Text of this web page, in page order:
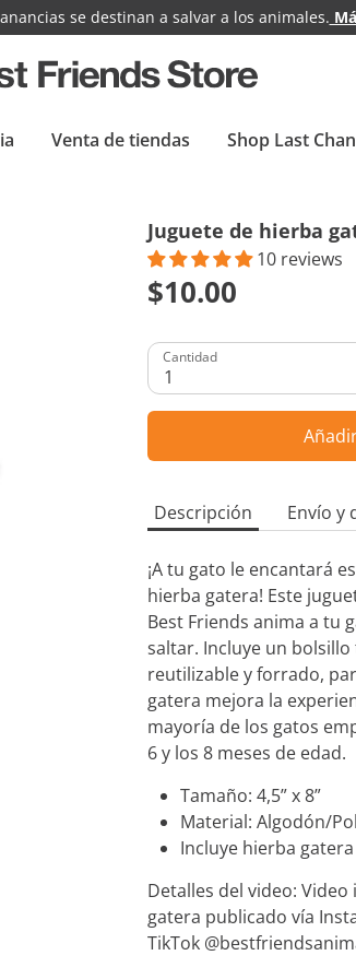
se destinan a salvar a los animales.
S
o
Venta de tiendas Shop Last
Juguete de hierba
10 reviews
$10.00
Cantidad
1
Descripción Envío y
¡A tu gato le encantará
hierba gatera! Este
Best Friends anima a tu
saltar. Incluye un
reutilizable y forrado,
gatera mejora la
mayoría de los gatos
6 y los 8 meses de edad.
Tamaño: 4,5” x 8”
Material: Algodón/
Incluye hierba gatera
Detalles del video:
gatera publicado vía
TikTok